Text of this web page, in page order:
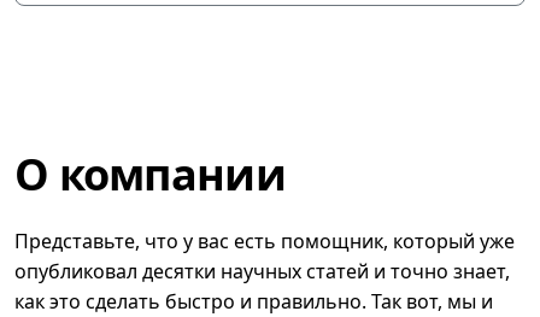
О компании
Представьте, что у вас есть помощник, который уже
опубликовал десятки научных статей и точно знает,
как это сделать быстро и правильно. Так вот, мы и